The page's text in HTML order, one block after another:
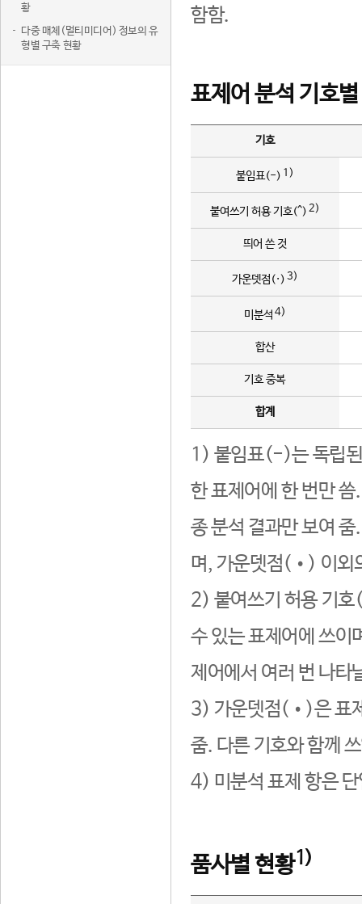
황
다중 매체(멀티미디어) 정보의 유
형별 구축 현황
함함.
표제어 분석 기호
기호
붙임표(-) 1)
붙여쓰기 허용 기호(^) 2)
띄어 쓴 것
가운뎃점(·) 3)
미분석 4)
합산
기호 중복
합계
1) 붙임표(-)는 독립된
한 표제어에 한 번만
종 분석 결과만 보여
며, 가운뎃점(•) 이외
2) 붙여쓰기 허용 기호
수 있는 표제어에 쓰이
제어에서 여러 번 나타
3) 가운뎃점(•)은 표
줌. 다른 기호와 함께
4) 미분석 표제 항은
품사별 현황1)